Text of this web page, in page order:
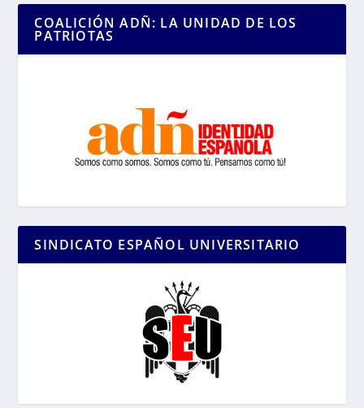
COALICIÓN ADÑ: LA UNIDAD DE LOS
PATRIOTAS
SINDICATO ESPAÑOL UNIVERSITARIO